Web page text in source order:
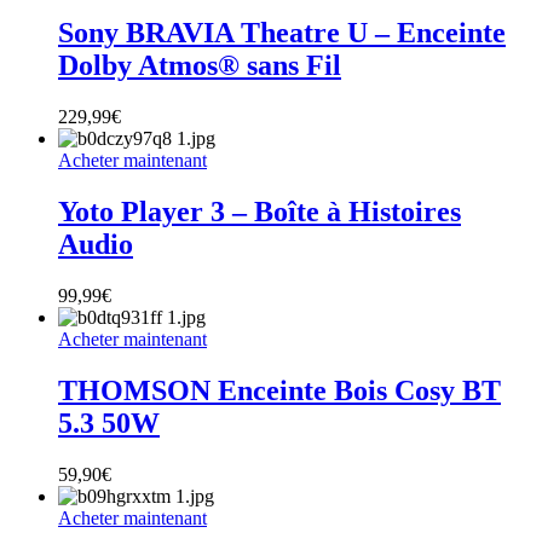
Sony BRAVIA Theatre U – Enceinte
Dolby Atmos® sans Fil
229,99€
Acheter maintenant
Yoto Player 3 – Boîte à Histoires
Audio
99,99€
Acheter maintenant
THOMSON Enceinte Bois Cosy BT
5.3 50W
59,90€
Acheter maintenant